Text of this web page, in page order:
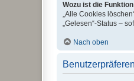
Wozu ist die
„Alle Cookies
„Gelesen“-Status –
Nach oben